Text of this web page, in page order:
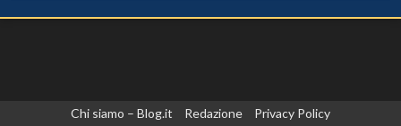
Chi siamo – Blog.it Redazione Privacy Policy